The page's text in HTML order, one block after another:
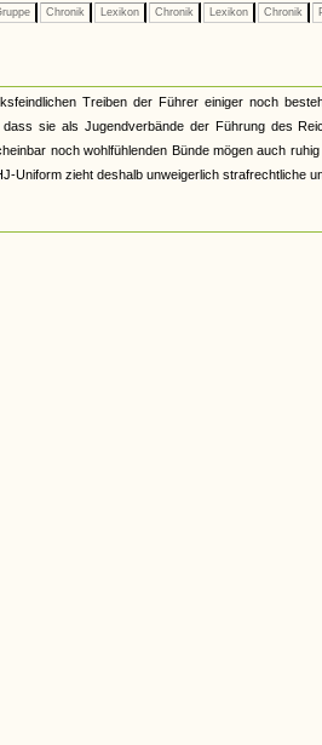
Chronik Lexikon Chronik Lexikon Chronik
Treiben der Führer einiger noch
sie als Jugendverbände der Führung des
noch wohlfühlenden Bünde mögen auch
Uniform zieht deshalb unweigerlich strafrechtliche